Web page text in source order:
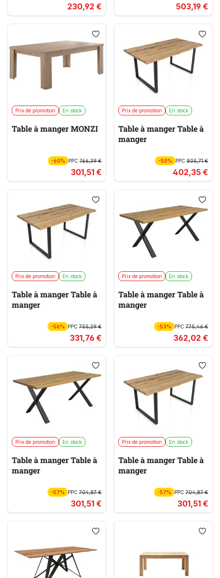
230,92 € 503,19 €
Prix de promotion En stock
Table à manger MONZI
-60% PPC 766,39 €
301,51 €
Prix de promotion En stock
Table à manger Table à
manger
-50% PPC805,71 €
402,35 €
Prix de promotion En stock
Table à manger Table à
manger
-56% PPC 755,29 €
331,76 €
Prix de promotion En stock
Table à manger Table à
manger
-53% PPC775,46 €
362,02 €
Prix de promotion En stock
Table à manger Table à
manger
-57% PPC 704,87 €
301,51 €
Prix de promotion En stock
Table à manger Table à
manger
-57% PPC704,87 €
301,51 €